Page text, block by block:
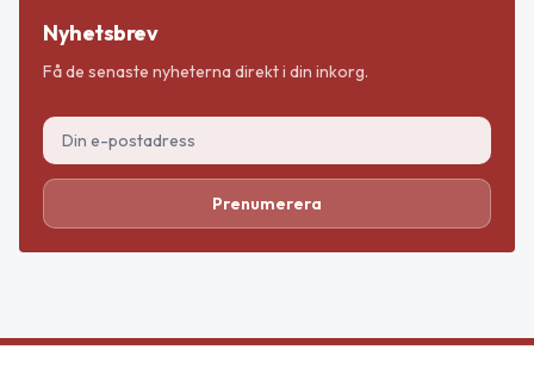
Nyhetsbrev
Få de senaste nyheterna direkt i din inkorg.
Prenumerera